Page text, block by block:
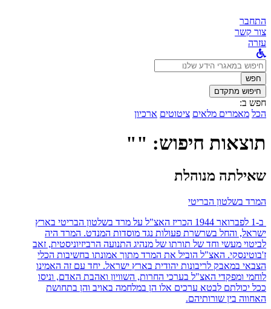
התחבר
צור קשר
עזרה
לחפש
ב:חפש
חיפוש מתקדם
חפש ב:
הכל מאמרים מלאים ציטוטים ארכיון
תוצאות חיפוש: ""
שאילתה מנוהלת
המרד בשלטון הבריטי
ב-1 לפברואר 1944 הכריז האצ"ל על מרד בשלטון הבריטי בארץ
ישראל, והחל בשרשרת פעולות נגד מוסדות המנדט. המרד היה
לביטוי מעשי וחד של תורתו של מנהיג התנועה הרביזיוניסטית, זאב
ז'בוטינסקי. האצ"ל הוביל את המרד מתוך אמונתו בחשיבות הכלי
הצבאי במאבק לריבונות יהודית בארץ ישראל. יחד עם זה האמינו
לוחמי ומפקדי האצ"ל בערכי החרות, השוויון ואהבת האדם, וניסו
ככל יכולתם לבטא ערכים אלו הן במלחמה באויב והן בתחושת
האחווה בין שורותיהם.